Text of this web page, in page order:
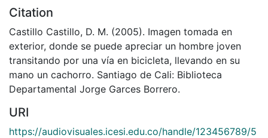
Citation
Castillo Castillo, D. M. (2005). Imagen tomada en
exterior, donde se puede apreciar un hombre joven
transitando por una vía en bicicleta, llevando en su
mano un cachorro. Santiago de Cali: Biblioteca
Departamental Jorge Garces Borrero.
URI
https://audiovisuales.icesi.edu.co/handle/123456789/5